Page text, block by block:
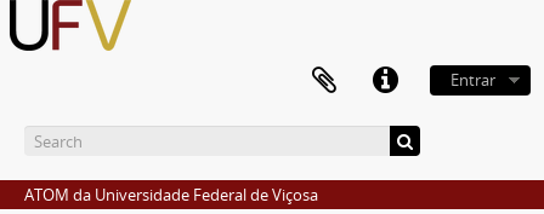
Entrar
ATOM da Universidade Federal de Viçosa